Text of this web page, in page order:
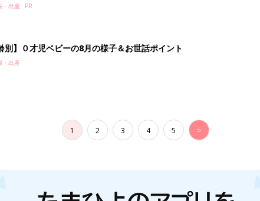
・出産
別】０才児ベビーの8月の様子＆お世話ポイント
・出産
1 2 3 4 5 >